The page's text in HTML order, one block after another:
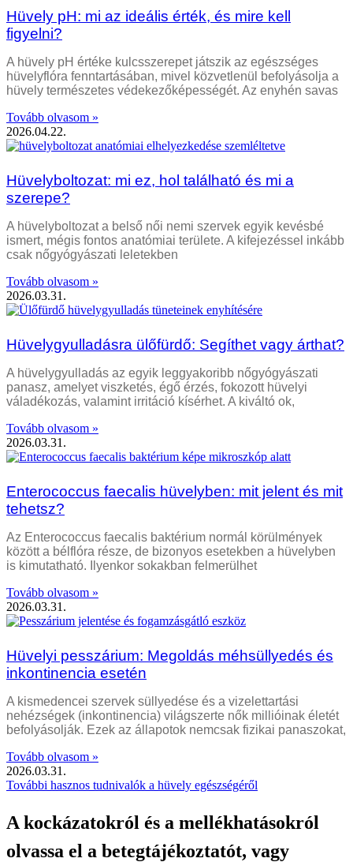
Hüvely pH: mi az ideális érték, és mire kell
figyelni?
A hüvely pH értéke kulcsszerepet játszik az egészséges
hüvelyflóra fenntartásában, mivel közvetlenül befolyásolja a
hüvely természetes védekezőképességét. Az enyhén savas
Tovább olvasom »
2026.04.22.
Hüvelyboltozat: mi ez, hol található és mi a
szerepe?
A hüvelyboltozat a belső női nemi szervek egyik kevésbé
ismert, mégis fontos anatómiai területe. A kifejezéssel inkább
csak nőgyógyászati leletekben
Tovább olvasom »
2026.03.31.
Hüvelygyulladásra ülőfürdő: Segíthet vagy árthat?
A hüvelygyulladás az egyik leggyakoribb nőgyógyászati
panasz, amelyet viszketés, égő érzés, fokozott hüvelyi
váladékozás, valamint irritáció kísérhet. A kiváltó ok,
Tovább olvasom »
2026.03.31.
Enterococcus faecalis hüvelyben: mit jelent és mit
tehetsz?
Az Enterococcus faecalis baktérium normál körülmények
között a bélflóra része, de bizonyos esetekben a hüvelyben
is kimutatható. Ilyenkor sokakban felmerülhet
Tovább olvasom »
2026.03.31.
Hüvelyi pesszárium: Megoldás méhsüllyedés és
inkontinencia esetén
A kismedencei szervek süllyedése és a vizelettartási
nehézségek (inkontinencia) világszerte nők millióinak életét
befolyásolják. Ezek az állapotok nemcsak fizikai panaszokat,
Tovább olvasom »
2026.03.31.
További hasznos tudnivalók a hüvely egészségéről
A kockázatokról és a mellékhatásokról
olvassa el a betegtájékoztatót, vagy